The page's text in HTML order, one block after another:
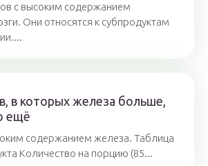
с высоким содержанием
Они относятся к субпродуктам
в которых железа больше,
ещё
содержанием железа. Таблица
Количество на порцию (85...